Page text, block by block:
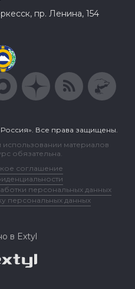
пр. Ленина, 154
Все права защищены.
материалов
обязательна.
соглашение
персональных данных
персональных данных
в Extyl